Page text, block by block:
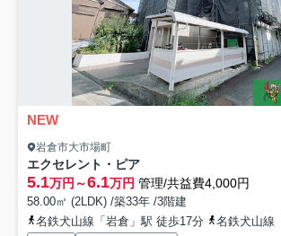
NEW
岩倉市大市場町
エクセレント・ピア
5.1万円～6.1万円 管理/共益費4,000円
58.00㎡ (2LDK) /築33年 /3階建
名鉄犬山線「岩倉」駅 徒歩17分
名鉄犬山線「